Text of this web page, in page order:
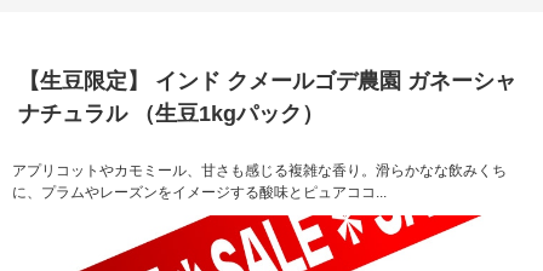
【生豆限定】 インド クメールゴデ農園 ガネーシャ
ナチュラル （生豆1kgパック）
アプリコットやカモミール、甘さも感じる複雑な香り。滑らかなな飲みくち
に、プラムやレーズンをイメージする酸味とピュアココ...